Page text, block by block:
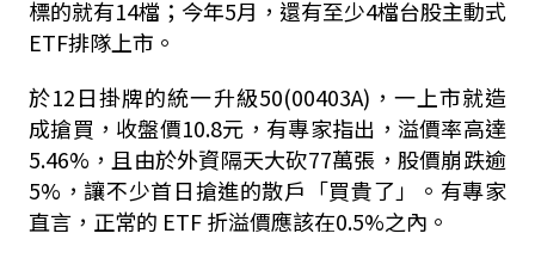
標的就有14檔；今年5月，還有至少4檔台股主動式
ETF排隊上市。
於12日掛牌的統一升級50(00403A) ，一上市就造
成搶買，收盤價10.8元，有專家指出，溢價率高達
5.46% ，且由於外資隔天大砍77萬張，股價崩跌逾
5% ，讓不少首日搶進的散戶「買貴了」。有專家
直言，正常的 ETF折溢價應該在0.5%之內。